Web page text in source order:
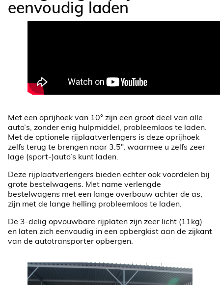
eenvoudig laden
Met een oprijhoek van 10° zijn een groot deel van alle
auto’s, zonder enig hulpmiddel, probleemloos te laden.
Met de optionele rijplaatverlengers is deze oprijhoek
zelfs terug te brengen naar 3.5°, waarmee u zelfs zeer
lage (sport-)auto’s kunt laden.
Deze rijplaatverlengers bieden echter ook voordelen bij
grote bestelwagens. Met name verlengde
bestelwagens met een lange overbouw achter de as,
zijn met de lange helling probleemloos te laden.
De 3-delig opvouwbare rijplaten zijn zeer licht (11kg)
en laten zich eenvoudig in een opbergkist aan de zijkant
van de autotransporter opbergen.